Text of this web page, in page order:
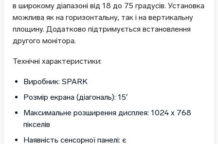
в широкому діапазоні від 18 до 75 градусів. Установка
можлива як на горизонтальну, так і на вертикальну
площину. Додатково підтримується встановлення
другого монітора.
Технічні характеристики:
Виробник: SPARK
Розмір екрана (діагональ): 15′
Максимальне розширення дисплея: 1024 х 768
пікселів
Наявність сенсорної панелі: є